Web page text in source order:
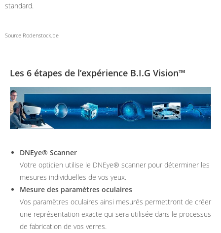
standard.
Source Rodenstock.be
Les 6 étapes de l’expérience B.I.G Vision™
DNEye® Scanner
Votre opticien utilise le DNEye® scanner pour déterminer les
mesures individuelles de vos yeux.
Mesure des paramètres oculaires
Vos paramètres oculaires ainsi mesurés permettront de créer
une représentation exacte qui sera utilisée dans le processus
de fabrication de vos verres.